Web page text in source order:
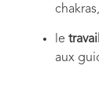
le
aux